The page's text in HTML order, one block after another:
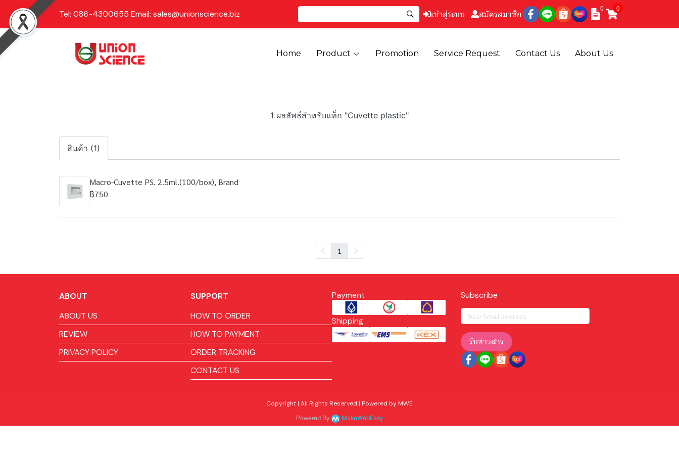
Tel: 086-4300655 Email: sales@unionscience.biz เข้าสู่ระบบ สมัครสมาชิก
0 0
Home Product Promotion Service Request Contact Us About Us
1 ผลลัพธ์สำหรับแท็ก "Cuvette plastic"
สินค้า (1)
Macro-Cuvette PS. 2.5ml.(100/box), Brand
฿750
1
ABOUT
ABOUT US
REVIEW
PRIVACY POLICY
SUPPORT
HOW TO ORDER
HOW TO PAYMENT
ORDER TRACKING
CONTACT US
Payment
Shipping
Subscribe
รับข่าวสาร
Copyright | All Rights Reserved | Powered by MWE
Powered By MakeWebEasy